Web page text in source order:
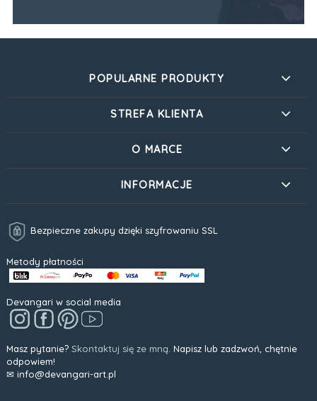
POPULARNE PRODUKTY
STREFA KLIENTA
O MARCE
INFORMACJE
Bezpieczne zakupy dzięki szyfrowaniu SSL
Metody płatności
Devangari w social media
Masz pytanie? Skontaktuj się ze mną. Napisz lub zadzwoń, chętnie
odpowiem!
✉ info@devangari-art.pl